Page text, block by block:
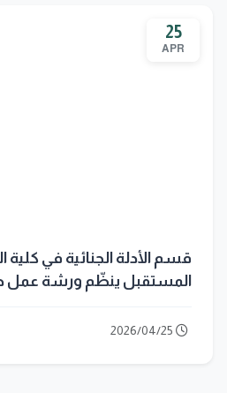
25
APR
قسم الأدلة الجنائية في كلية
المستقبل ينظّم ورشة عمل